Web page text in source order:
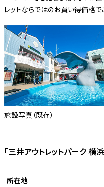
レットならではのお買い得価格で
施設写真（既存）
「三井アウトレットパーク 横
所在地